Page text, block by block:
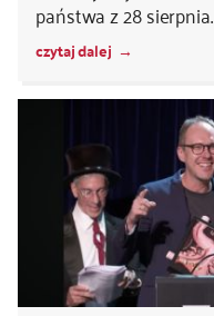
państwa z 28 sierpnia.
czytaj dalej